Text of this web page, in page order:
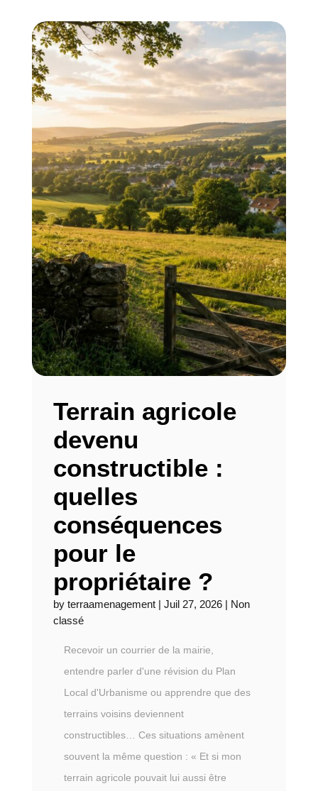
Terrain agricole
devenu
constructible :
quelles
conséquences
pour le
propriétaire ?
by terraamenagement| Juil 27, 2026| Non
classé
Recevoir un courrier de la mairie,
entendre parler d'une révision du Plan
Local d'Urbanisme ou apprendre que des
terrains voisins deviennent
constructibles… Ces situations amènent
souvent la même question : « Et si mon
terrain agricole pouvait lui aussi être